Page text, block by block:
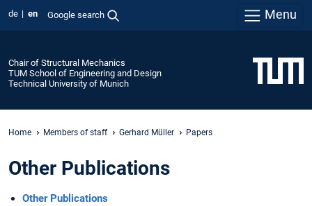
de en Google search Menu
Chair of Structural Mechanics
TUM School of Engineering and Design
Technical University of Munich
Home Members of staff Gerhard Müller Papers
Other Publications
Other Publications